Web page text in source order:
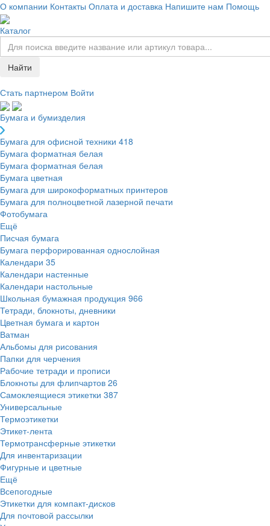
О компании Контакты Оплата и доставка Напишите нам Помощь
Каталог
Найти
Стать партнером Войти
Бумага и бумизделия
Бумага для офисной техники 418
Бумага форматная белая
Бумага форматная белая
Бумага цветная
Бумага для широкоформатных принтеров
Бумага для полноцветной лазерной печати
Фотобумага
Ещё
Писчая бумага
Бумага перфорированная однослойная
Календари 35
Календари настенные
Календари настольные
Школьная бумажная продукция 966
Тетради, блокноты, дневники
Цветная бумага и картон
Ватман
Альбомы для рисования
Папки для черчения
Рабочие тетради и прописи
Блокноты для флипчартов 26
Самоклеящиеся этикетки 387
Универсальные
Термоэтикетки
Этикет-лента
Термотрансферные этикетки
Для инвентаризации
Фигурные и цветные
Ещё
Всепогодные
Этикетки для компакт-дисков
Для почтовой рассылки